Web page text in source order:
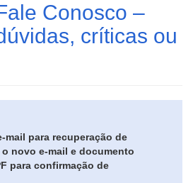
Conosco –
críticas ou
mail para recuperação de
novo e-mail e documento
para confirmação de